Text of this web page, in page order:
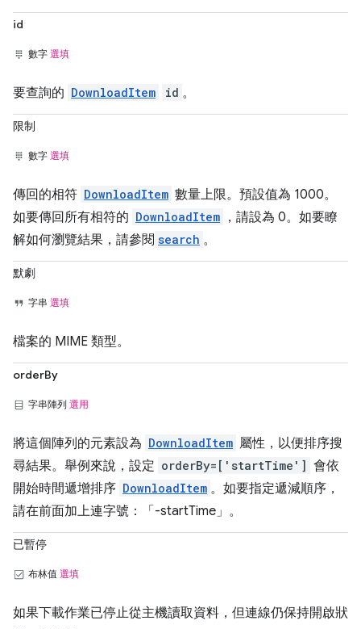
id
數字 選填
要查詢的 DownloadItem id 。
限制
數字 選填
傳回的相符 DownloadItem 數量上限。預設值為 1000。
如要傳回所有相符的 DownloadItem ，請設為 0。如要瞭
解如何瀏覽結果，請參閱 search 。
默劇
字串 選填
檔案的 MIME 類型。
orderBy
字串陣列 選用
將這個陣列的元素設為 DownloadItem 屬性，以便排序搜
尋結果。舉例來說，設定 orderBy=['startTime'] 會依
開始時間遞增排序 DownloadItem 。如要指定遞減順序，
請在前面加上連字號：「-startTime」。
已暫停
布林值 選填
如果下載作業已停止從主機讀取資料，但連線仍保持開啟狀